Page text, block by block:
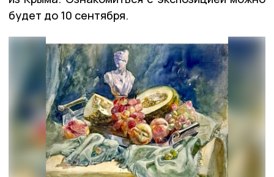
будет до 10 сентября.